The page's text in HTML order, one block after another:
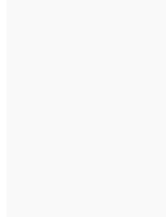
sett varit lite för grova.
men detaljerna är vi
på, vilket gör frågan
cirkadiska rytmen till